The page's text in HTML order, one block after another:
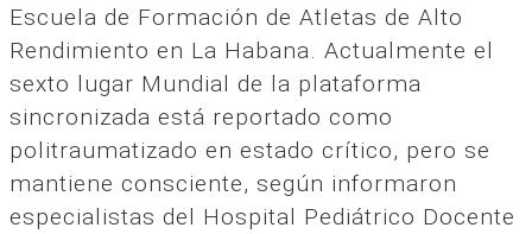
Escuela de Formación de Atletas de Alto
Rendimiento en La Habana. Actualmente el
sexto lugar Mundial de la plataforma
sincronizada está reportado como
politraumatizado en estado crítico, pero se
mantiene consciente, según informaron
especialistas del Hospital Pediátrico Docente